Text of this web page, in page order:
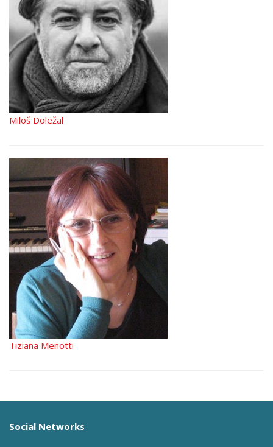
Miloš Doležal
Tiziana Menotti
Social Networks